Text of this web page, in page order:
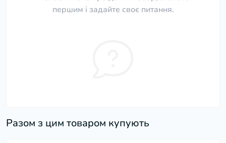
першим і задайте своє питання.
Разом з цим товаром купують